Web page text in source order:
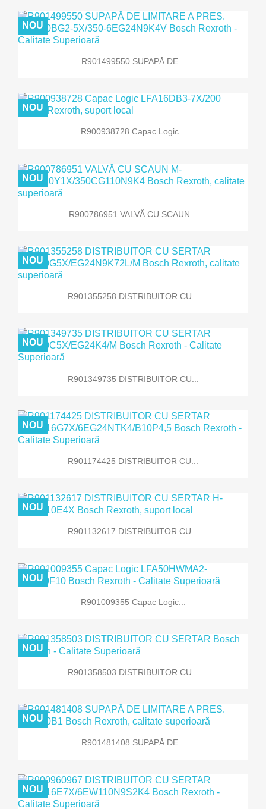
R901499550 SUPAPĂ DE...
NOU
R900938728 Capac Logic...
NOU
R900786951 VALVĂ CU SCAUN...
NOU
R901355258 DISTRIBUITOR CU...
NOU
R901349735 DISTRIBUITOR CU...
NOU
R901174425 DISTRIBUITOR CU...
NOU
R901132617 DISTRIBUITOR CU...
NOU
R901009355 Capac Logic...
NOU
R901358503 DISTRIBUITOR CU...
NOU
R901481408 SUPAPĂ DE...
NOU
NOU